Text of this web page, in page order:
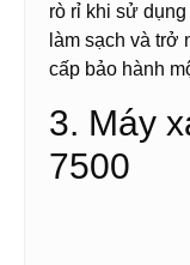
rò rỉ khi sử
làm sạch và trở
cấp bảo hành
3. Máy
7500